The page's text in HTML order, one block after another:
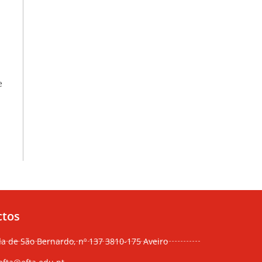
de São Bernardo, nº 137 3810-175 Aveiro